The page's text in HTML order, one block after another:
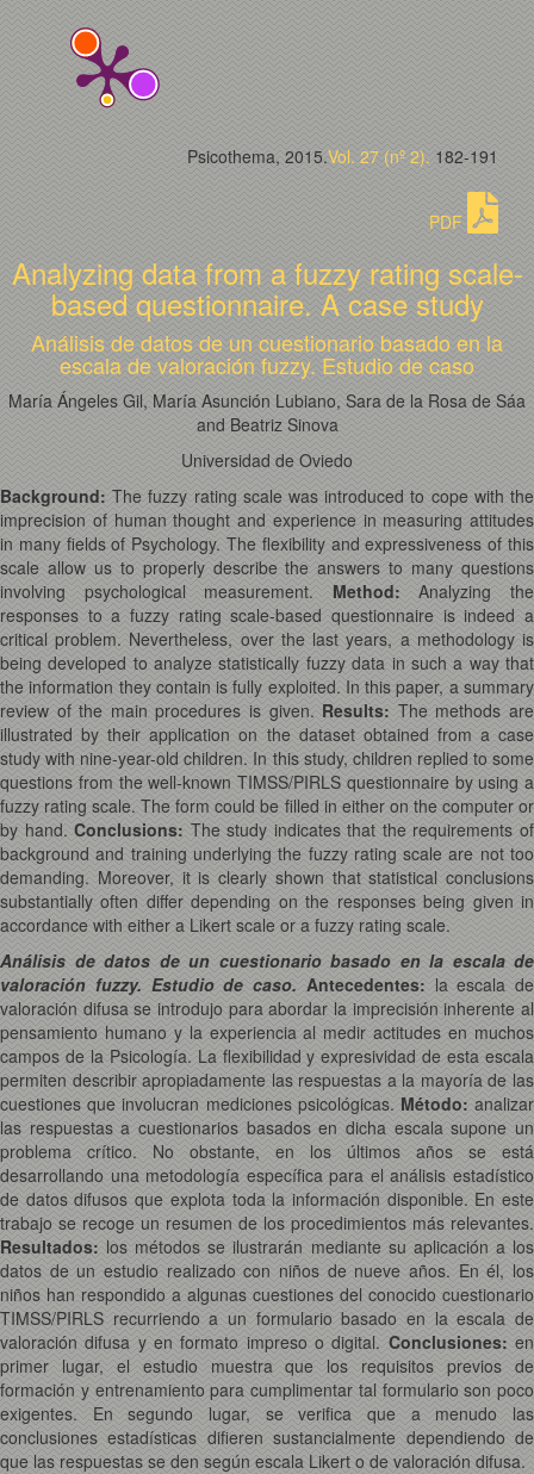
Psicothema, 2015.Vol. 27 (nº 2). 182-191
PDF
Analyzing data from a fuzzy rating scale-
based questionnaire. A case study
Análisis de datos de un cuestionario basado en la
escala de valoración fuzzy. Estudio de caso
María Ángeles Gil, María Asunción Lubiano, Sara de la Rosa de Sáa
and Beatriz Sinova
Universidad de Oviedo
Background: The fuzzy rating scale was introduced to cope with the
imprecision of human thought and experience in measuring attitudes
in many fields of Psychology. The flexibility and expressiveness of this
scale allow us to properly describe the answers to many questions
involving psychological measurement. Method: Analyzing the
responses to a fuzzy rating scale-based questionnaire is indeed a
critical problem. Nevertheless, over the last years, a methodology is
being developed to analyze statistically fuzzy data in such a way that
the information they contain is fully exploited. In this paper, a summary
review of the main procedures is given. Results: The methods are
illustrated by their application on the dataset obtained from a case
study with nine-year-old children. In this study, children replied to some
questions from the well-known TIMSS/PIRLS questionnaire by using a
fuzzy rating scale. The form could be filled in either on the computer or
by hand.Conclusions: The study indicates that the requirements of
background and training underlying the fuzzy rating scale are not too
demanding. Moreover, it is clearly shown that statistical conclusions
substantially often differ depending on the responses being given in
accordance with either a Likert scale or a fuzzy rating scale.
Análisis de datos de un cuestionario basado en la escala de
valoración fuzzy. Estudio de caso. Antecedentes: la escala de
valoración difusa se introdujo para abordar la imprecisión inherente al
pensamiento humano y la experiencia al medir actitudes en muchos
campos de la Psicología. La flexibilidad y expresividad de esta escala
permiten describir apropiadamente las respuestas a la mayoría de las
cuestiones que involucran mediciones psicológicas. Método: analizar
las respuestas a cuestionarios basados en dicha escala supone un
problema crítico. No obstante, en los últimos años se está
desarrollando una metodología específica para el análisis estadístico
de datos difusos que explota toda la información disponible. En este
trabajo se recoge un resumen de los procedimientos más relevantes.
Resultados: los métodos se ilustrarán mediante su aplicación a los
datos de un estudio realizado con niños de nueve años. En él, los
niños han respondido a algunas cuestiones del conocido cuestionario
TIMSS/PIRLS recurriendo a un formulario basado en la escala de
valoración difusa y en formato impreso o digital. Conclusiones: en
primer lugar, el estudio muestra que los requisitos previos de
formación y entrenamiento para cumplimentar tal formulario son poco
exigentes. En segundo lugar, se verifica que a menudo las
conclusiones estadísticas difieren sustancialmente dependiendo de
que las respuestas se den según escala Likert o de valoración difusa.